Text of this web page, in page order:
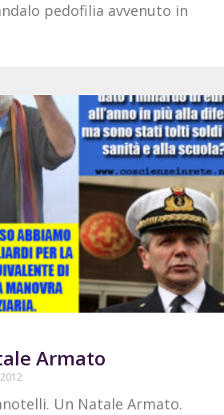
pedofilia avvenuto in
Armato
Un Natale Armato.